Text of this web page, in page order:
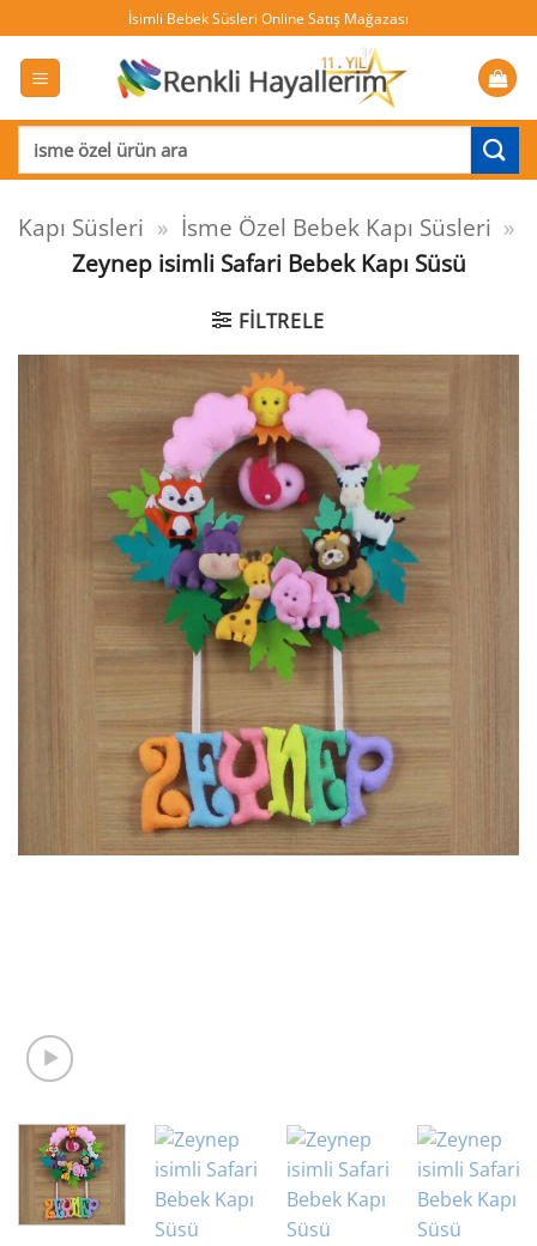
atla
İsimli Bebek Süsleri Online Satış Mağazası
Ara:
Kapı Süsleri » İsme Özel Bebek Kapı Süsleri »
Zeynep isimli Safari Bebek Kapı Süsü
FILTRELE